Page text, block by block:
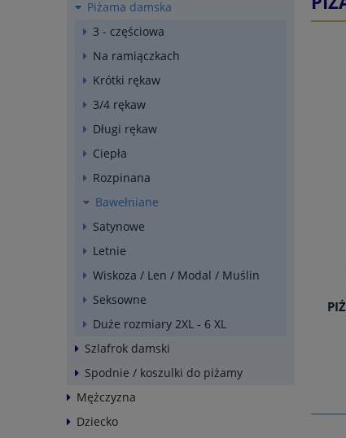
Piżama damska
3 - częściowa
Na ramiączkach
Krótki rękaw
3/4 rękaw
Długi rękaw
Ciepła
Rozpinana
Bawełniane
Satynowe
Letnie
Wiskoza / Len / Modal / Muślin
Seksowne
Duże rozmiary 2XL - 6 XL
Szlafrok damski
Spodnie / koszulki do piżamy
Mężczyzna
Dziecko